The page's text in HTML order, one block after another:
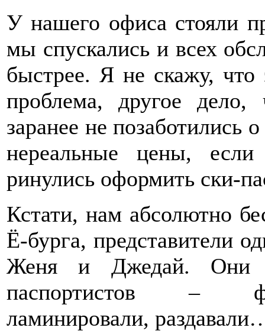
У нашего офиса стояли
мы спускались и всех
быстрее. Я не скажу, что
проблема, другое
заранее не позаботились
нереальные цены,
ринулись оформить ски-
Кстати, нам абсолютно
Ё-бурга, представители
Женя и Джедай. Они
паспортистов –
ламинировали,